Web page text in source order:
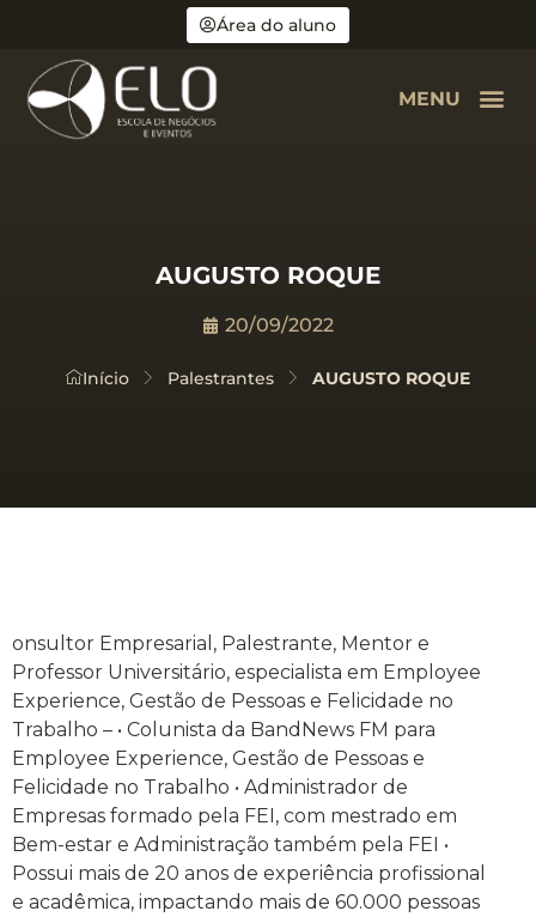
Área do aluno
MENU
AUGUSTO ROQUE
20/09/2022
Início Palestrantes AUGUSTO ROQUE
onsultor Empresarial, Palestrante, Mentor e
Professor Universitário, especialista em Employee
Experience, Gestão de Pessoas e Felicidade no
Trabalho – • Colunista da BandNews FM para
Employee Experience, Gestão de Pessoas e
Felicidade no Trabalho • Administrador de
Empresas formado pela FEI, com mestrado em
Bem-estar e Administração também pela FEI •
Possui mais de 20 anos de experiência profissional
e acadêmica, impactando mais de 60.000 pessoas